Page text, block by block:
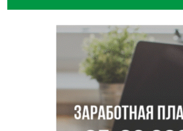
Африканский врач поразил
Покрытие рулежных дорожек обновили
Толмачево по нацпроекту
В Новосибирске зафиксирован рост
энтеровирусной инфекцией